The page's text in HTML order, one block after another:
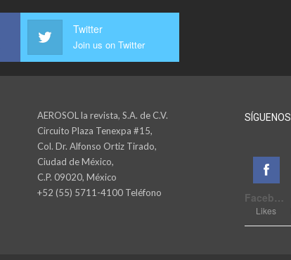
Twitter
Join us on Twitter
AEROSOL la revista, S.A. de C.V.
Circuito Plaza Tenexpa #15,
Col. Dr. Alfonso Ortiz Tirado,
Ciudad de México,
C.P. 09020, México
+52 (55) 5711-4100 Teléfono
SÍGUENOS
Facebook
Likes